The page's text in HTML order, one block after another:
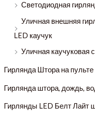
Светодиодная
Уличная внешняя
LED каучук
Уличная каучуковая
Гирлянда Штора на пульте
Гирлянда штора, дождь,
Гирлянды LED Белт Лайт